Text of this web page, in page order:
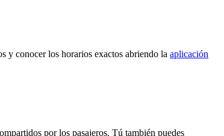
y conocer los horarios exactos abriendo la aplicación
por los pasajeros. Tú también puedes